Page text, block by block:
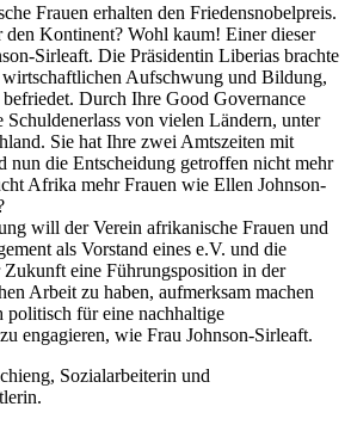
Frauen erhalten den Friedensnobelpreis.
den Kontinent? Wohl kaum! Einer dieser
Sirleaft. Die Präsidentin Liberias brachte
Aufschwung und Bildung,
Durch Ihre Good Governance
von vielen Ländern, unter
Sie hat Ihre zwei Amtszeiten mit
nun die Entscheidung getroffen nicht mehr
Afrika mehr Frauen wie Ellen Johnson-
will der Verein afrikanische Frauen und
als Vorstand eines e.V. und die
eine Führungsposition in der
Arbeit zu haben, aufmerksam machen
politisch für eine nachhaltige
engagieren, wie Frau Johnson-Sirleaft.
Sozialarbeiterin und